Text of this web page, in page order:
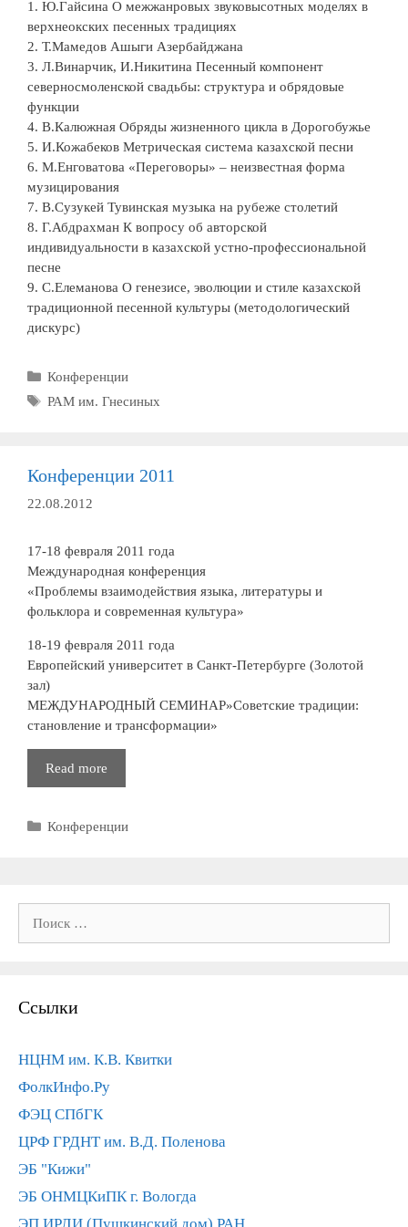
1. Ю.Гайсина О межжанровых звуковысотных моделях в
верхнеокских песенных традициях
2. Т.Мамедов Ашыги Азербайджана
3. Л.Винарчик, И.Никитина Песенный компонент
северносмоленской свадьбы: структура и обрядовые
функции
4. В.Калюжная Обряды жизненного цикла в Дорогобужье
5. И.Кожабеков Метрическая система казахской песни
6. М.Енговатова «Переговоры» – неизвестная форма
музицирования
7. В.Сузукей Тувинская музыка на рубеже столетий
8. Г.Абдрахман К вопросу об авторской
индивидуальности в казахской устно-профессиональной
песне
9. С.Елеманова О генезисе, эволюции и стиле казахской
традиционной песенной культуры (методологический
дискурс)
Рубрики
Конференции
Метки
РАМ им. Гнесиных
Конференции 2011
22.08.2012
17-18 февраля 2011 года
Международная конференция
«Проблемы взаимодействия языка, литературы и
фольклора и современная культура»
18-19 февраля 2011 года
Европейский университет в Санкт-Петербурге (Золотой
зал)
МЕЖДУНАРОДНЫЙ СЕМИНАР»Советские традиции:
становление и трансформации»
Read more
2011
Рубрики
Конференции
Ссылки
НЦНМ им. К.В. Квитки
ФолкИнфо.Ру
ФЭЦ СПбГК
ЦРФ ГРДНТ им. В.Д. Поленова
ЭБ "Кижи"
ЭБ ОНМЦКиПК г. Вологда
ЭП ИРЛИ (Пушкинский дом) РАН